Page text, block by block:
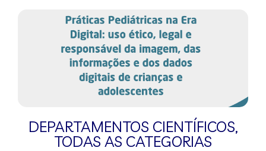
DEPARTAMENTOS CIENTÍFICOS,
TODAS AS CATEGORIAS